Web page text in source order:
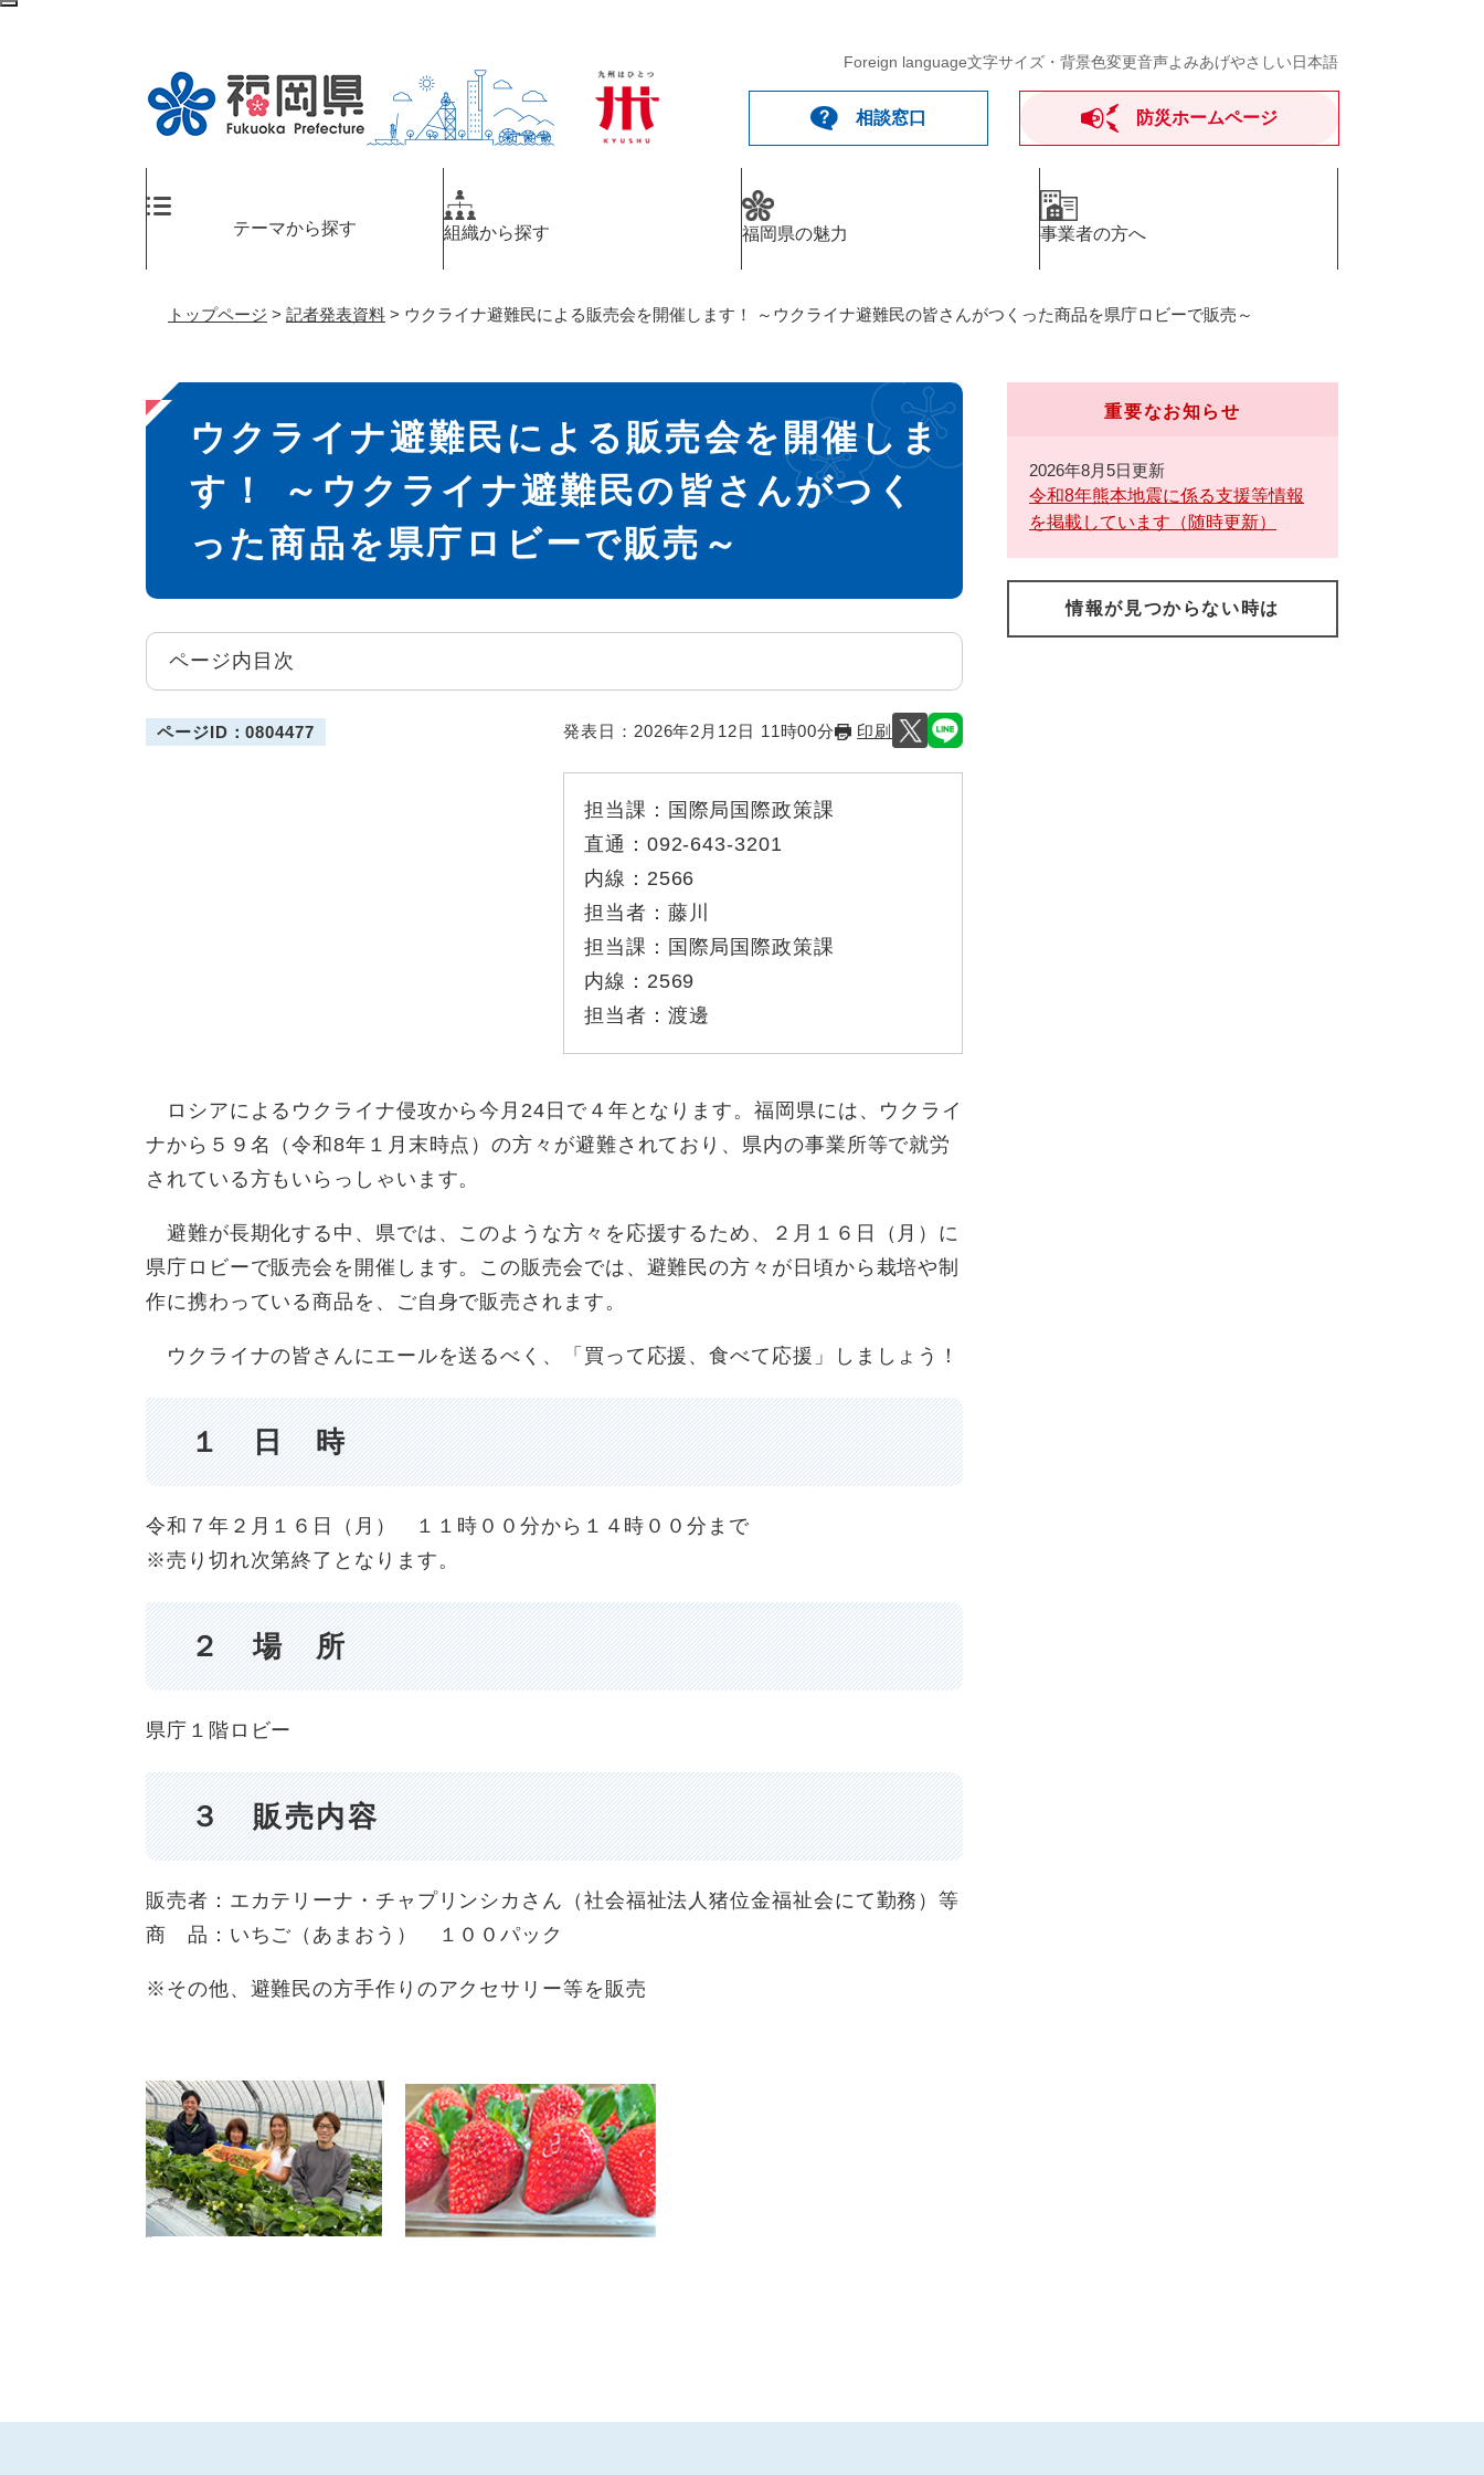
ペ
メ
Foreign language文字サイズ・背景色変更音声よみあげやさしい日本語
相談窓口 防災ホームページ
テーマから探す 組織から探す 福岡県の魅力 事業者の方へ
トップページ > 記者発表資料 > ウクライナ避難民による販売会を開催します！ ～ウクライナ避難民の皆さんがつくった商品を県庁ロビーで販売～
本
文
ウクライナ避難民による販売会を開催しま
す！ ～ウクライナ避難民の皆さんがつく
った商品を県庁ロビーで販売～
ページ内目次
ページID：0804477 発表日： 2026年2月12日 11時00分 印刷
担当課： 国際局国際政策課
直通： 092-643-3201
内線： 2566
担当者： 藤川
担当課： 国際局国際政策課
内線： 2569
担当者： 渡邊
ロシアによるウクライナ侵攻から今月24日で４年となります。福岡県には、ウクライ
ナから５９名（令和8年１月末時点）の方々が避難されており、県内の事業所等で就労
されている方もいらっしゃいます。
避難が長期化する中、県では、このような方々を応援するため、２月１６日（月）に
県庁ロビーで販売会を開催します。この販売会では、避難民の方々が日頃から栽培や制
作に携わっている商品を、ご自身で販売されます。
ウクライナの皆さんにエールを送るべく、「買って応援、食べて応援」しましょう！
１ 日 時
令和７年２月１６日（月） １１時００分から１４時００分まで
※売り切れ次第終了となります。
２ 場 所
県庁１階ロビー
３ 販売内容
販売者：エカテリーナ・チャプリンシカさん（社会福祉法人猪位金福祉会にて勤務）等
商 品：いちご（あまおう） １００パック
※その他、避難民の方手作りのアクセサリー等を販売
重要なお知らせ
2026年8月5日更新
令和8年熊本地震に係る支援等情報
を掲載しています（随時更新）
情報が見つからない時は